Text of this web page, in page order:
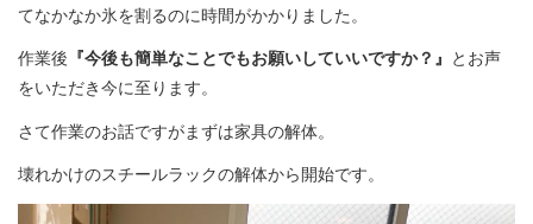
てなかなか氷を割るのに時間がかかりました。
作業後 『今後も簡単なことでもお願いしていいですか？』
とお声
をいただき今に至ります。
さて作業のお話ですがまずは家具の解体。
壊れかけのスチールラックの解体から開始です。